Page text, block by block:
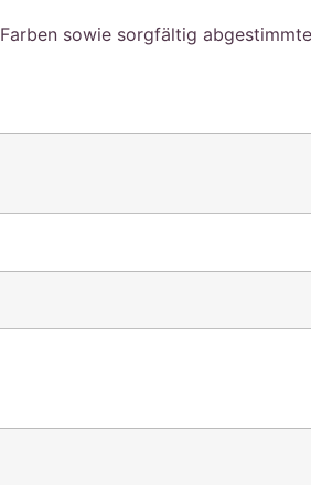
sowie sorgfältig